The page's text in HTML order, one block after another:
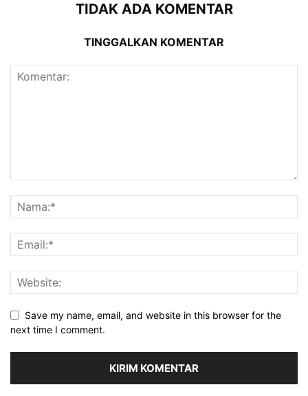
TIDAK ADA KOMENTAR
TINGGALKAN KOMENTAR
Save my name, email, and website in this browser for the
next time I comment.